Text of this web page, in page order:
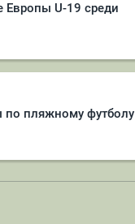
Европы U-19 среди
по пляжному футболу